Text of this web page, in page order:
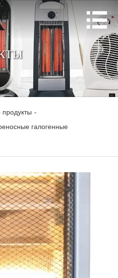

-
галогенные